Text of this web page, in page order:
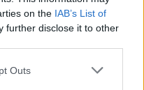
on the IAB’s List of
further disclose it to other
one or more Google
Outs